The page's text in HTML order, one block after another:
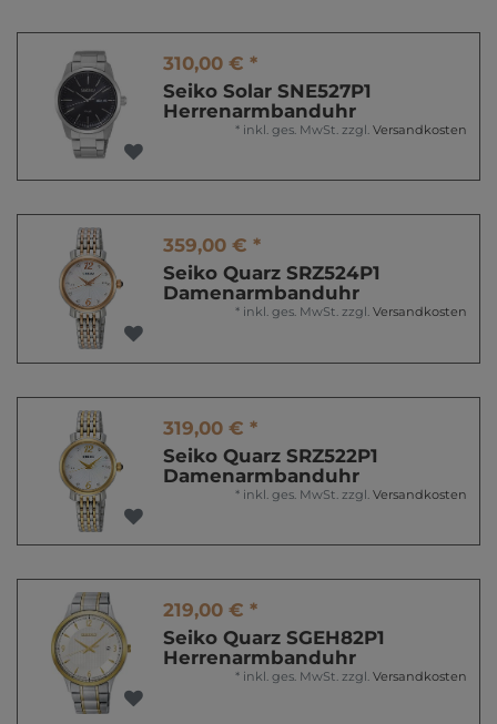
310,00 € *
Seiko Solar SNE527P1
Herrenarmbanduhr
* inkl. ges. MwSt. zzgl. Versandkosten
359,00 € *
Seiko Quarz SRZ524P1
Damenarmbanduhr
* inkl. ges. MwSt. zzgl. Versandkosten
319,00 € *
Seiko Quarz SRZ522P1
Damenarmbanduhr
* inkl. ges. MwSt. zzgl. Versandkosten
219,00 € *
Seiko Quarz SGEH82P1
Herrenarmbanduhr
* inkl. ges. MwSt. zzgl. Versandkosten